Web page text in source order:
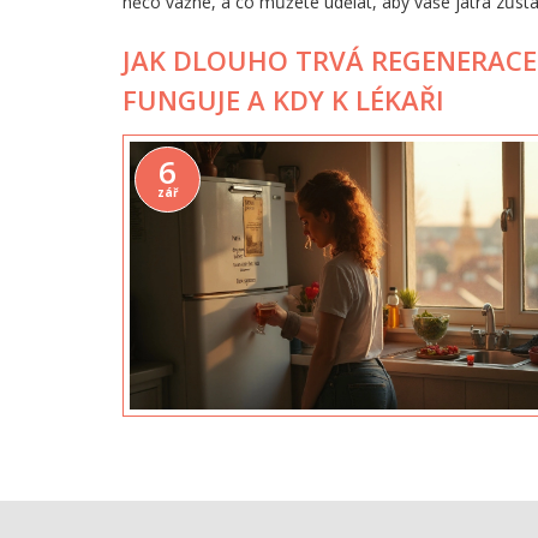
JAK DLOUHO TRVÁ
FUNGUJE A KDY K LÉKAŘI
6
zář